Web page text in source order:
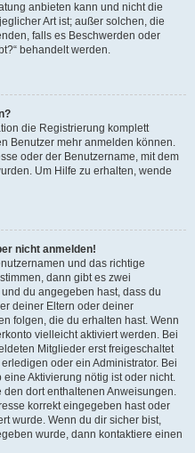
anbieten kann und nicht die
Art ist; außer solchen, die
falls es Beschwerden oder
behandelt werden.
die Registrierung komplett
Benutzer mehr anmelden können.
oder der Benutzername, mit dem
Um Hilfe zu erhalten, wende
nicht anmelden!
und das richtige
dann gibt es zwei
du angegeben hast, dass du
deiner Eltern oder deiner
folgen, die du erhalten hast. Wenn
vielleicht aktiviert werden. Bei
Mitglieder erst freigeschaltet
oder ein Administrator. Bei
Aktivierung nötig ist oder nicht.
dort enthaltenen Anweisungen.
korrekt eingegeben hast oder
wurde. Wenn du dir sicher bist,
wurde, dann kontaktiere einen